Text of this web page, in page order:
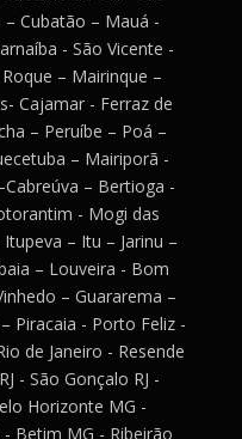
Cubatão – Mauá -
- São Vicente -
– Mairinque –
Cajamar - Ferraz de
– Peruíbe – Poá –
– Mairiporã -
– Bertioga -
- Mogi das
– Itu – Jarinu –
– Louveira - Bom
– Guararema –
Piracaia - Porto Feliz -
de Janeiro - Resende
- São Gonçalo RJ -
Horizonte MG -
Betim MG - Ribeirão